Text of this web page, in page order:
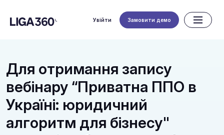
Увійти Замовити демо
Для отримання запису
вебінару “Приватна ППО в
Україні: юридичний
алгоритм для бізнесу"